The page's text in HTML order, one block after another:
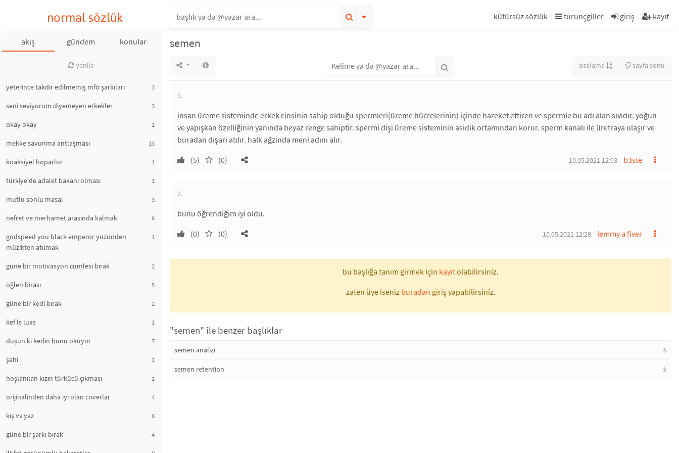
normal sözlük küfürsüz sözlük turunçgiller giriş kayıt
akış gündem konular
yenile
yeterince takdir edilmemiş mfö şarkıları 3
seni seviyorum diyemeyen erkekler 3
okay okay 1
mekke savunma antlaşması 13
koaksiyel hoparlör 1
türkiye'de adalet bakanı olması 1
mutlu sonlu masaj 3
nefret ve merhamet arasında kalmak 6
godspeed you black emperor yüzünden
müzikten atılmak
1
güne bir motivasyon cümlesi bırak 2
öğlen birası 5
güne bir kedi bırak 2
kef ls luxe 1
düşün ki kedin bunu okuyor 7
şahi 1
hoşlanılan kızın türkücü çıkması 1
orijinalinden daha iyi olan coverlar 4
kış vs yaz 6
güne bir şarkı bırak 4
semen
sıralama sayfa sonu
1.
insan üreme sisteminde erkek cinsinin sahip olduğu spermleri(üreme hücrelerinin) içinde hareket ettiren ve spermle bu adı alan sıvıdır. yoğun
ve yapışkan özelliğinin yanında beyaz renge sahiptir. spermi dişi üreme sisteminin asidik ortamından korur. sperm kanalı ile üretraya ulaşır ve
buradan dışarı atılır. halk ağzında meni adını alır.
(5)
(0) b3ste
10.05.2021 12:03
2.
bunu öğrendiğim iyi oldu.
(0)
(0) lemmy a fiver
10.05.2021 12:28
bu başlığa tanım girmek için kayıtolabilirsiniz.
zaten üye iseniz buradan giriş yapabilirsiniz.
"semen" ile benzer başlıklar
semen analizi 3
semen retention 3